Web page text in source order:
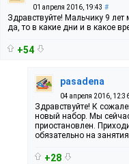
01 апреля 2016, 19:43 #
Здравствуйте! Мальчику 9
да, то в какие дни и в какое
+54
pasadena
04 апреля 2016,
Здравствуйте! К
новый набор. Мы
приостановлен.
обязательно на
+28